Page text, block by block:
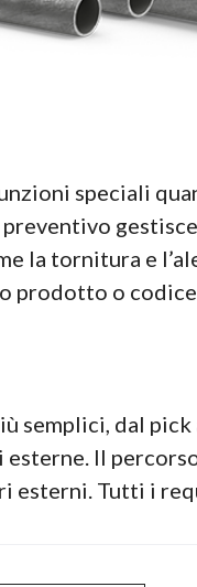
speciali
preventivo
la tornitura e
prodotto o
semplici, dal
Il
esterni. Tutti i